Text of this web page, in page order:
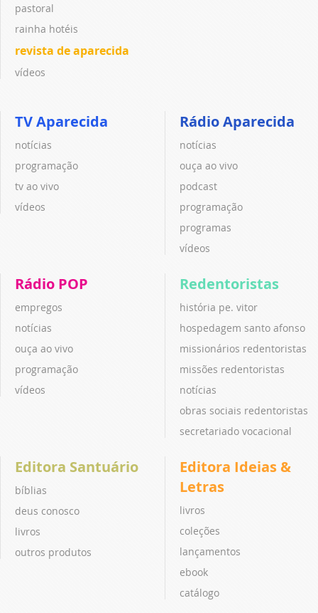
pastoral
rainha hotéis
revista de aparecida
vídeos
TV Aparecida
notícias
programação
tv ao vivo
vídeos
Rádio Aparecida
notícias
ouça ao vivo
podcast
programação
programas
vídeos
Rádio POP
empregos
notícias
ouça ao vivo
programação
vídeos
Redentoristas
história pe. vitor
hospedagem santo afonso
missionários redentoristas
missões redentoristas
notícias
obras sociais redentoristas
secretariado vocacional
Editora Santuário
bíblias
deus conosco
livros
outros produtos
Editora Ideias &
Letras
livros
coleções
lançamentos
ebook
catálogo